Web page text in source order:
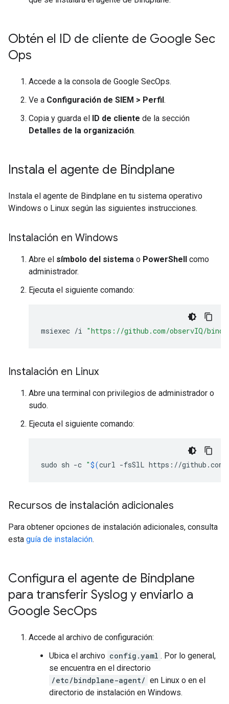
Obtén el ID de cliente de Google Sec
Ops
Accede a la consola de Google SecOps.
Ve a Configuración de SIEM > Perfil.
Copia y guarda el ID de cliente de la sección
Detalles de la organización.
Instala el agente de Bindplane
Instala el agente de Bindplane en tu sistema operativo
Windows o Linux según las siguientes instrucciones.
Instalación en Windows
Abre el símbolo del sistema o PowerShell como
administrador.
Ejecuta el siguiente comando:
msiexec /i "https://github.com/observIQ/
Instalación en Linux
Abre una terminal con privilegios de administrador o
sudo.
Ejecuta el siguiente comando:
sudo sh -c "$(curl -fsSlL https://github.com/
Recursos de instalación adicionales
Para obtener opciones de instalación adicionales, consulta
esta guía de instalación.
Configura el agente de Bindplane
para transferir Syslog y enviarlo a
Google SecOps
Accede al archivo de configuración:
Ubica el archivo config.yaml . Por lo general,
se encuentra en el directorio
/etc/bindplane-agent/ en Linux o en el
directorio de instalación en Windows.